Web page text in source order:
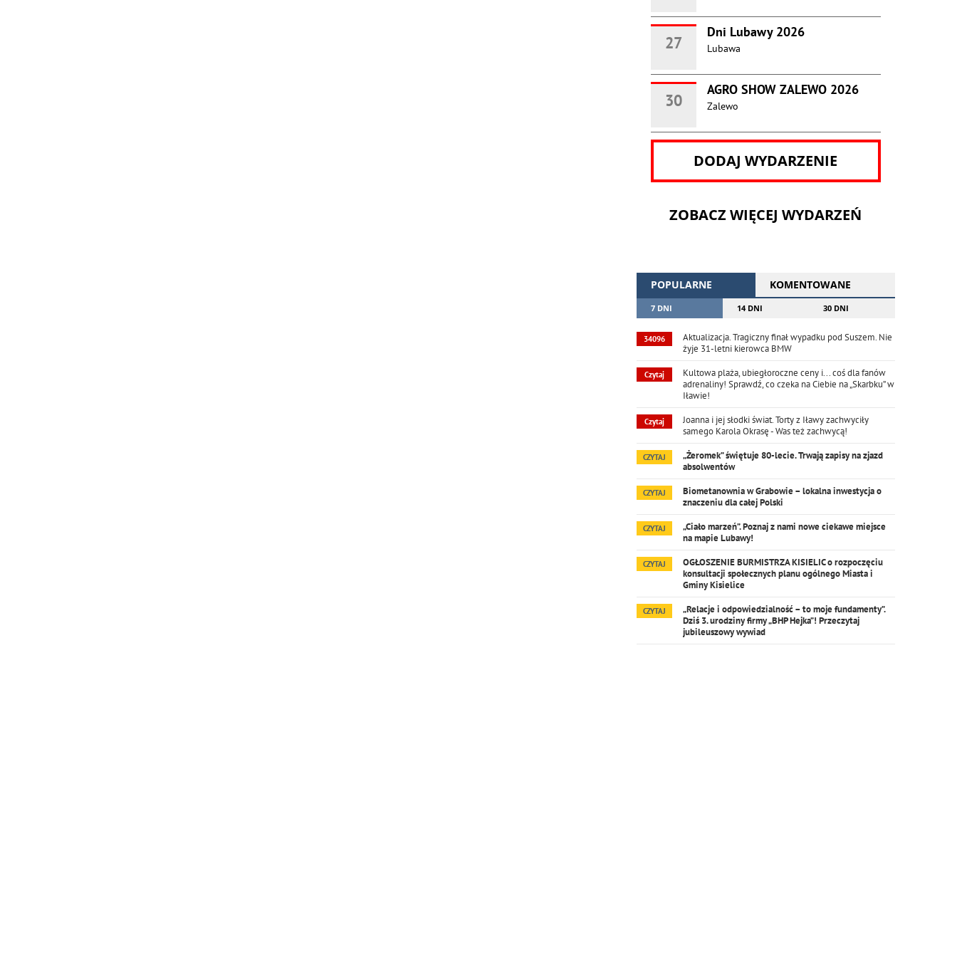
27
Dni Lubawy 2026
Lubawa
30
AGRO SHOW ZALEWO 2026
Zalewo
DODAJ WYDARZENIE
ZOBACZ WIĘCEJ WYDARZEŃ
POPULARNE KOMENTOWANE
7 DNI 14 DNI 30 DNI
34096
Aktualizacja. Tragiczny finał wypadku pod Suszem. Nie
żyje 31-letni kierowca BMW
Czytaj
Kultowa plaża, ubiegłoroczne ceny i... coś dla fanów
adrenaliny! Sprawdź, co czeka na Ciebie na „Skarbku” w
Iławie!
Czytaj
Joanna i jej słodki świat. Torty z Iławy zachwyciły
samego Karola Okrasę - Was też zachwycą!
CZYTAJ
„Żeromek” świętuje 80-lecie. Trwają zapisy na zjazd
absolwentów
CZYTAJ
Biometanownia w Grabowie – lokalna inwestycja o
znaczeniu dla całej Polski
CZYTAJ
„Ciało marzeń”. Poznaj z nami nowe ciekawe miejsce
na mapie Lubawy!
CZYTAJ
OGŁOSZENIE BURMISTRZA KISIELIC o rozpoczęciu
konsultacji społecznych planu ogólnego Miasta i
Gminy Kisielice
CZYTAJ
„Relacje i odpowiedzialność – to moje fundamenty”.
Dziś 3. urodziny firmy „BHP Hejka”! Przeczytaj
jubileuszowy wywiad